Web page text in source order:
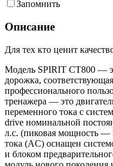
Запомнить
Описание
Для тех кто ценит
Модель SPIRIT CT800 —
дорожка,
профессионального
тренажера — это
переменного тока с
drive номинальной
л.с. (пиковая мощность —
тока (AC) оснащен
и блоком